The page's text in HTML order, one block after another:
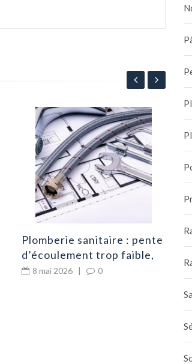
Plomberie sanitaire : pente
d’écoulement trop faible,
risques de bouchons à
8 mai 2026 | 0
8